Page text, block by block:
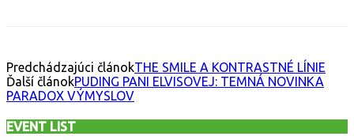
Predchádzajúci článokTHE SMILE A KONTRASTNÉ LÍNIE
Ďalší článokPUDING PANI ELVISOVEJ: TEMNÁ NOVINKA
PARADOX VÝMYSLOV
EVENT LIST